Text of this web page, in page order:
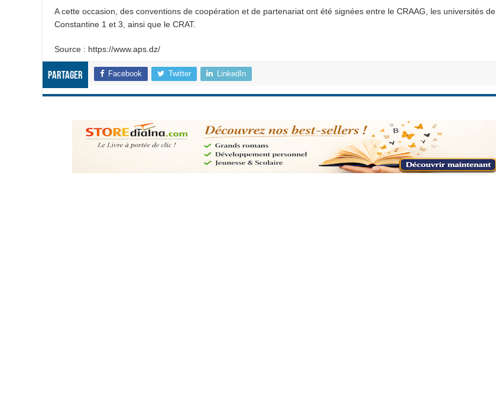
A cette occasion, des conventions de coopération et de partenariat ont été signées entre le CRAAG, les universités de
Constantine 1 et 3, ainsi que le CRAT.
Source : https://www.aps.dz/
Partager Facebook Twitter LinkedIn